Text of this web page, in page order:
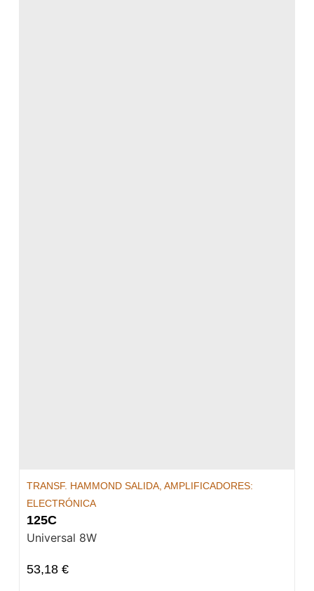
TRANSF. HAMMOND SALIDA, AMPLIFICADORES:
ELECTRÓNICA
125C
Universal 8W
53,18 €